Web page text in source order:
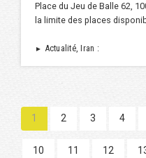
Place du Jeu de Balle 62,
la limite des places
► Actualité, Iran :
1 2 3 4
10 11 12